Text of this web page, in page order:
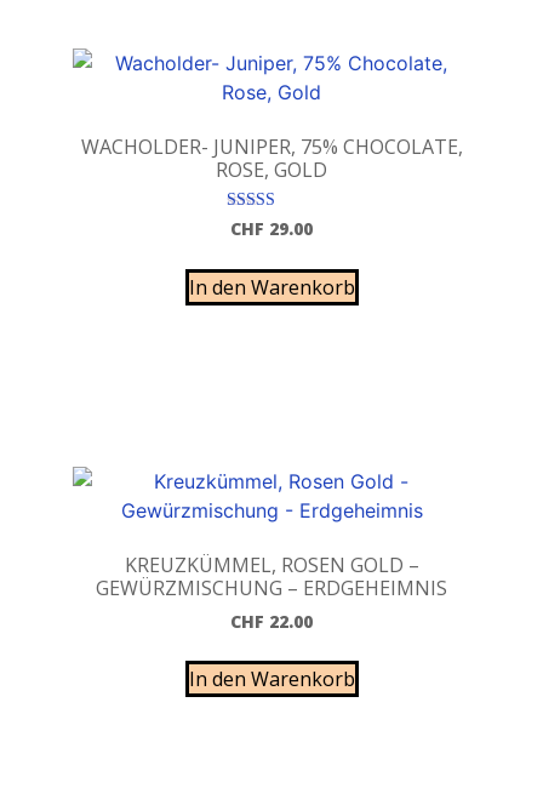
WACHOLDER- JUNIPER, 75% CHOCOLATE,
ROSE, GOLD
Bewertet mit
5.00
CHF 29.00
In den Warenkorb
KREUZKÜMMEL, ROSEN GOLD –
GEWÜRZMISCHUNG – ERDGEHEIMNIS
CHF 22.00
In den Warenkorb